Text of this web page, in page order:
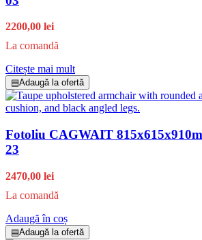
2200,00 lei
La comandă
Citește mai mult
▤Adaugă la ofertă
Fotoliu CAGWAIT
23
2470,00 lei
La comandă
Adaugă în coș
▤Adaugă la ofertă